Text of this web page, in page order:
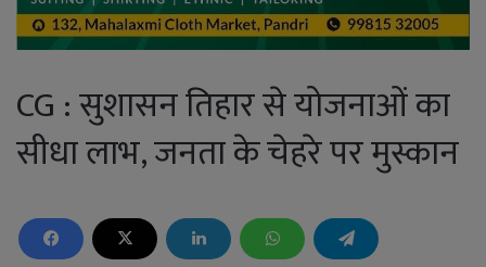
CG : सुशासन तिहार से योजनाओं का
सीधा लाभ, जनता के चेहरे पर मुस्कान